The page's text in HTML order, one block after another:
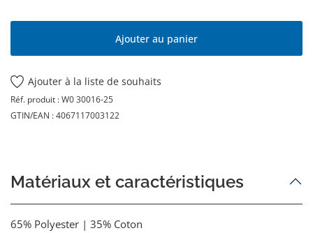
Ajouter au panier
Ajouter à la liste de souhaits
Réf. produit :W0 30016-25
GTIN/EAN :4067117003122
Matériaux et caractéristiques
65% Polyester | 35% Coton